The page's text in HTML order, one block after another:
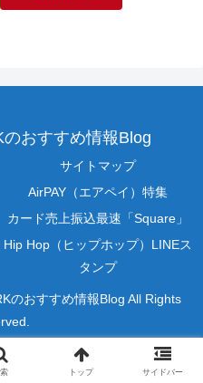
おすすめ情報Blog
サイトマップ
AirPAY（エアペイ）特集
カード売上振込最速「Square」
Hip Hop（ヒップホップ）LINEス
タンプ
のおすすめ情報Blog All Rights
トップ サイドバー